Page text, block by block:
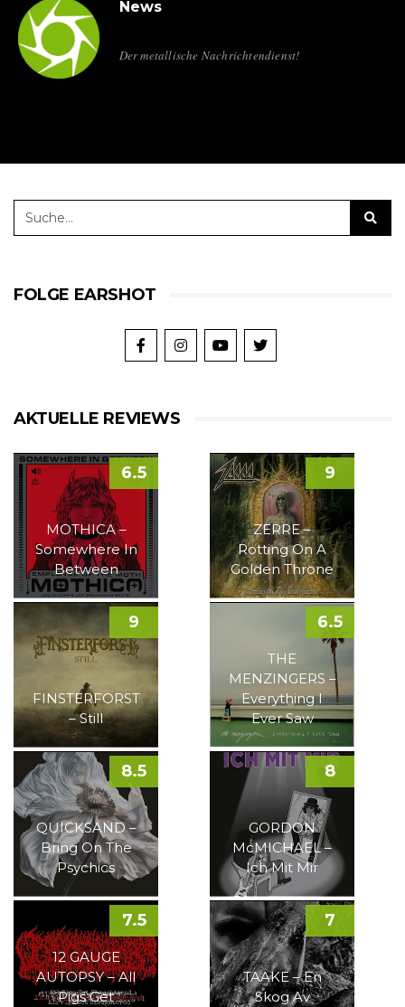
News
Der metallische Nachrichtendienst!
FOLGE EARSHOT
AKTUELLE REVIEWS
MOTHICA –
Somewhere In
Between
6.5
ZERRE –
Rotting On A
Golden Throne
9
FINSTERFORST
– Still
9
THE
MENZINGERS –
Everything I
Ever Saw
6.5
QUICKSAND –
Bring On The
Psychics
8.5
GORDON
McMICHAEL –
Ich Mit Mir
8
12 GAUGE
AUTOPSY – All
Pigs Get
7.5
TAAKE – En
Skog Av
7